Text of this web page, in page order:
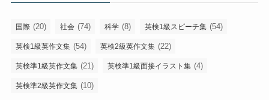
国際 (20) 社会 (74) 科学 (8) 英検1級スピーチ集 (54)
英検1級英作文集 (54) 英検2級英作文集 (22)
英検準1級英作文集 (21) 英検準1級面接イラスト集 (4)
英検準2級英作文集 (10)